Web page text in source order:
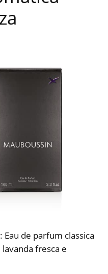
Eau de parfum classica
fresca e